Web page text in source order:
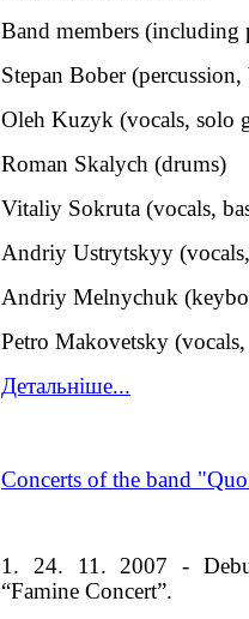
Band members (including
Stepan Bober
Oleh Kuzyk (vocals, solo
Roman Skalych (drums)
Vitaliy Sokruta (vocals,
Andriy Ustrytskyy
Andriy Melnychuk
Petro Makovetsky
Детальніше...
Concerts of the band
1. 24. 11. 2007 -
“Famine Concert”.